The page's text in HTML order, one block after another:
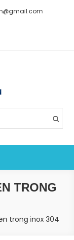
TRONG
trong inox 304